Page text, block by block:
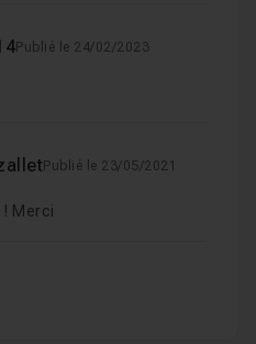
Publié le 24/02/2023
Publié le 23/05/2021
Merci